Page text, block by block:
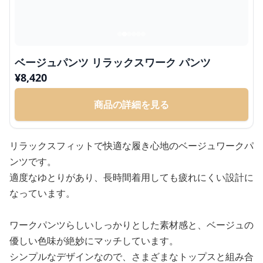
ベージュパンツ リラックスワーク パンツ
¥8,420
商品の詳細を見る
リラックスフィットで快適な履き心地のベージュワークパ
ンツです。
適度なゆとりがあり、長時間着用しても疲れにくい設計に
なっています。
ワークパンツらしいしっかりとした素材感と、ベージュの
優しい色味が絶妙にマッチしています。
シンプルなデザインなので、さまざまなトップスと組み合